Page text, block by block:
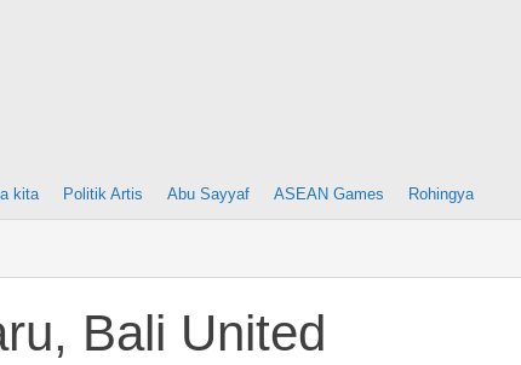
kita Politik Artis Abu Sayyaf ASEAN Games Rohingya
Bali United